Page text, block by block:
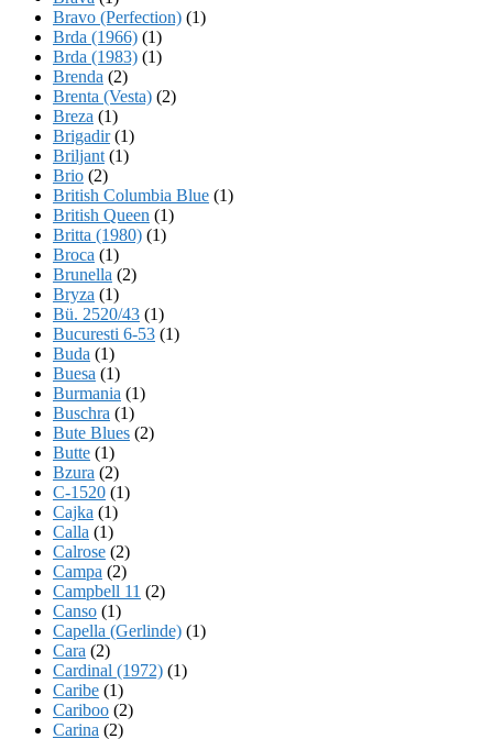
Bravo (Perfection) (1)
Brda (1966) (1)
Brda (1983) (1)
Brenda (2)
Brenta (Vesta) (2)
Breza (1)
Brigadir(1)
Briljant (1)
Brio (2)
British Columbia Blue (1)
British Queen (1)
Britta (1980) (1)
Broca (1)
Brunella (2)
Bryza (1)
Bü. 2520/43 (1)
Bucuresti 6-53 (1)
Buda (1)
Buesa (1)
Burmania (1)
Buschra (1)
Bute Blues (2)
Butte (1)
Bzura (2)
C-1520 (1)
Cajka (1)
Calla (1)
Calrose (2)
Campa (2)
Campbell 11 (2)
Canso (1)
Capella (Gerlinde) (1)
Cara (2)
Cardinal (1972) (1)
Caribe (1)
Cariboo (2)
Carina (2)